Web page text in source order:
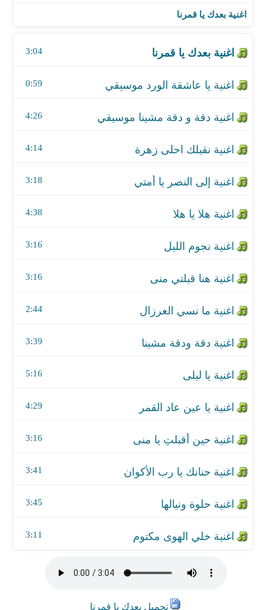
اغنية بعدك يا قمرنا
3:04
0:59
اغنية دقة و دقة مشينا موسيقي
4:26
4:14
3:18
4:38
اغنية نجوم الليل
3:16
اغنية هنا قبلتي منى
3:16
اغنية ما نسي العرزال
2:44
3:39
5:16
4:29
اغنية حين أقبلتِ يا منى
3:16
اغنية حنانك يا رب الأكوان
3:41
اغنية حلوة ونيالها
3:45
3:11
تحميل بعدك يا قمرنا